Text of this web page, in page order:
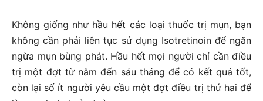
Không giống như hầu hết các loại thuốc trị mụn, bạn
không cần phải liên tục sử dụng Isotretinoin để ngăn
ngừa mụn bùng phát. Hầu hết mọi người chỉ cần điều
trị một đợt từ năm đến sáu tháng để có kết quả tốt,
còn lại số ít người yêu cầu một đợt điều trị thứ hai để